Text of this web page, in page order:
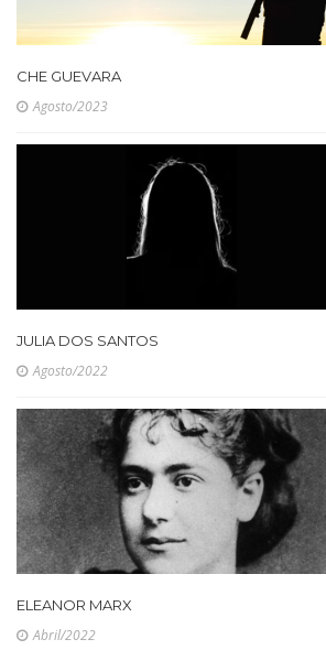
CHE GUEVARA
Agosto/2023
JULIA DOS SANTOS
Agosto/2022
ELEANOR MARX
Abril/2022